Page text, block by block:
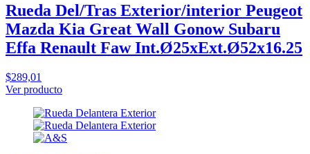
Rueda Del/Tras Exterior/interior Peugeot
Mazda Kia Great Wall Gonow Subaru
Effa Renault Faw Int.Ø25xExt.Ø52x16.25
$289,01
Ver producto